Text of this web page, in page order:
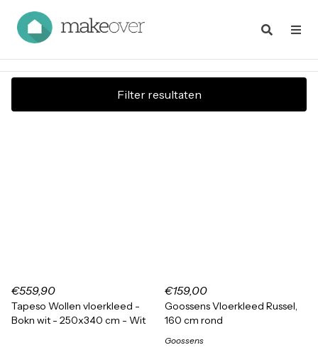
Filter resultaten
€559,90
Tapeso Wollen vloerkleed -
Bokn wit - 250x340 cm - Wit
€159,00
Goossens Vloerkleed Russel,
160 cm rond
Goossens